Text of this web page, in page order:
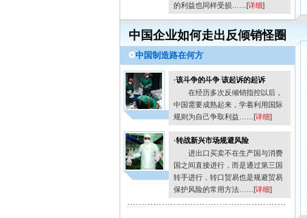
的利益也同样受损……[详细]
中国企业如何走出反倾销怪圈
中国制造路在何方
·该斗争的斗争 该起诉的起诉
在经历多次反倾销指控以后，
中国需要成熟起来，学着利用国际
规则为自己争取利益……[详细]
·转战新兴市场规避风险
进出口买卖不在生产国与消费
国之间直接进行，而是通过第三国
转手进行，转口贸易也是规避贸易
保护风险的常用方法……[详细]